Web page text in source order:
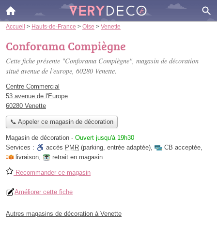
Accueil > Hauts-de-France > Oise > Venette
Conforama Compiègne
Cette fiche présente "Conforama Compiègne", magasin de décoration
situé avenue de l'europe, 60280 Venette.
Centre Commercial
53 avenue de l'Europe
60280 Venette
📞 Appeler ce magasin de décoration
Magasin de décoration - Ouvert jusqu'à 19h30
Services :
accès PMR (parking, entrée adaptée), CB acceptée,
livraison, retrait en magasin
Recommander ce magasin
Améliorer cette fiche
Autres magasins de décoration à Venette